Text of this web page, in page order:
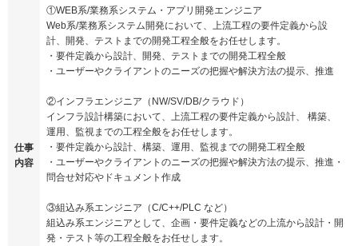
仕事
内容
①WEB系/業務系システム・アプリ開発エンジニア
Web系/業務系システム開発において、上流工程の要件定義から設
計、開発、テストまでの開発工程全般をお任せします。
・要件定義から設計、開発、テストまでの開発工程全般
・ユーザーやクライアントのニーズの把握や解決方法の提示、推進
②インフラエンジニア（NW/SV/DB/クラウド）
インフラ設計構築において、上流工程の要件定義から設計、 構築、
運用、監視までの工程全般をお任せします。
・要件定義から設計、構築、運用、監視までの開発工程全般
・ユーザーやクライアントのニーズの把握や解決方法の提示、推進・
問合せ対応やドキュメント作成
③組込み系エンジニア（C/C++/PLC など）
組込み系エンジニアとして、企画・要件定義などの上流から設計・開
発・テスト等の工程全般をお任せします。